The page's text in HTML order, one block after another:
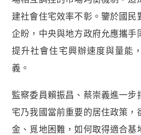
建社會住宅效率不彰。鑒於國民
企盼，中央與地方政府允應攜手
提升社會住宅興辦速度與量能
義。
監察委員賴振昌、蔡崇義進一步
宅乃我國當前重要的居住政策，
金、覓地困難，如何取得適合基